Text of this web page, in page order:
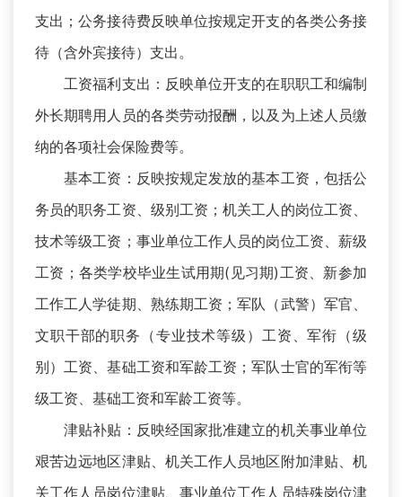
支出；公务接待费反映单位按规定开支的各类公务接
待（含外宾接待）支出。
工资福利支出：反映单位开支的在职职工和编制
外长期聘用人员的各类劳动报酬，以及为上述人员缴
纳的各项社会保险费等。
基本工资：反映按规定发放的基本工资，包括公
务员的职务工资、级别工资；机关工人的岗位工资、
技术等级工资；事业单位工作人员的岗位工资、薪级
工资；各类学校毕业生试用期(见习期)工资、新参加
工作工人学徒期、熟练期工资；军队（武警）军官、
文职干部的职务（专业技术等级）工资、军衔（级
别）工资、基础工资和军龄工资；军队士官的军衔等
级工资、基础工资和军龄工资等。
津贴补贴：反映经国家批准建立的机关事业单位
艰苦边远地区津贴、机关工作人员地区附加津贴、机
关工作人员岗位津贴、事业单位工作人员特殊岗位津